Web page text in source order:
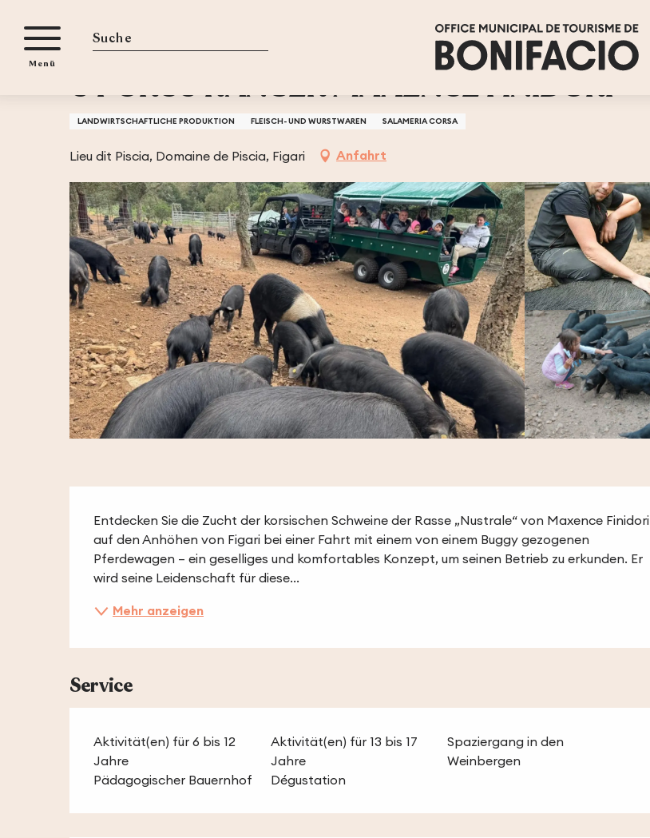
contenu
principal
Suche
Menü
U PORCU RANGER MAXENCE FINIDORI
LANDWIRTSCHAFTLICHE PRODUKTION FLEISCH- UND WURSTWAREN SALAMERIA CORSA
Lieu dit Piscia, Domaine de Piscia, Figari Anfahrt
Beschreibung
Entdecken Sie die Zucht der korsischen Schweine der Rasse „Nustrale“ von Maxence Finidori
auf den Anhöhen von Figari bei einer Fahrt mit einem von einem Buggy gezogenen
Pferdewagen – ein geselliges und komfortables Konzept, um seinen Betrieb zu erkunden. Er
wird seine Leidenschaft für diese...
Mehr anzeigen
Service
Aktivität(en) für 6 bis 12
Jahre
Aktivität(en) für 13 bis 17
Jahre
Spaziergang in den
Weinbergen
Pädagogischer Bauernhof
Dégustation